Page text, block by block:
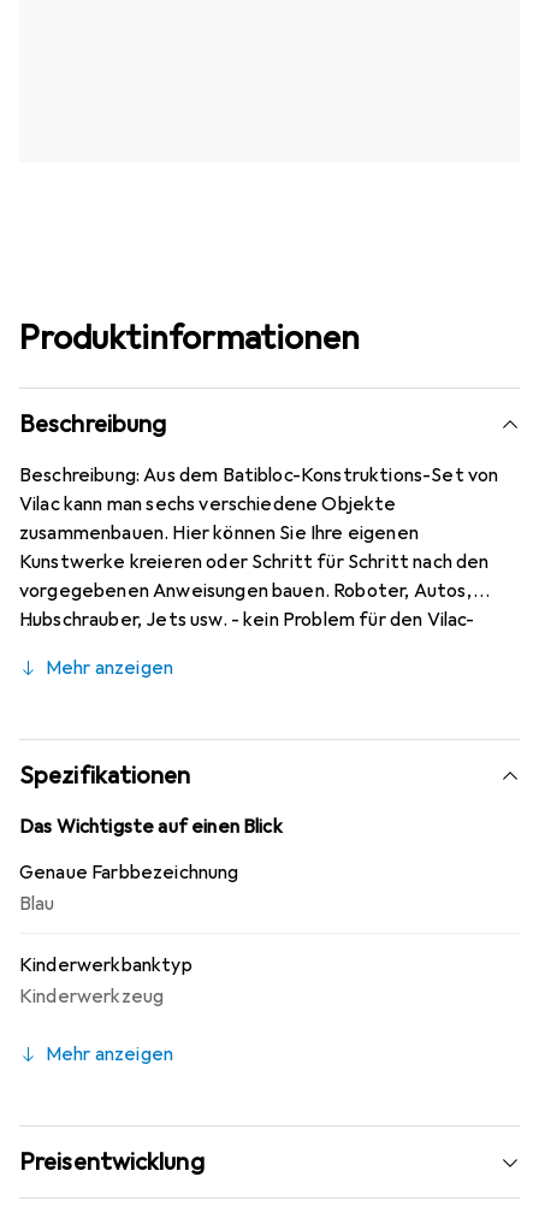
Produktinformationen
Beschreibung
Beschreibung: Aus dem Batibloc-Konstruktions-Set von
Vilac kann man sechs verschiedene Objekte
zusammenbauen. Hier können Sie Ihre eigenen
Kunstwerke kreieren oder Schritt für Schritt nach den
vorgegebenen Anweisungen bauen. Roboter, Autos,
Hubschrauber, Jets usw. - kein Problem für den Vilac-
Mehr anzeigen
Spezifikationen
Das Wichtigste auf einen Blick
Genaue Farbbezeichnung
Blau
Kinderwerkbanktyp
Kinderwerkzeug
Mehr anzeigen
Preisentwicklung